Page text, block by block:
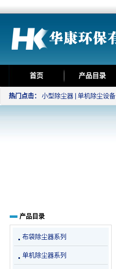
首页 产品目录
热门点击： 小型除尘器 单机除尘设备
产品目录
布袋除尘器系列
单机除尘器系列